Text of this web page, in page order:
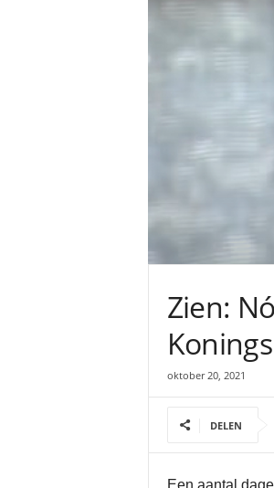
Zien:
oktober 20, 2021
DELEN
Een aantal